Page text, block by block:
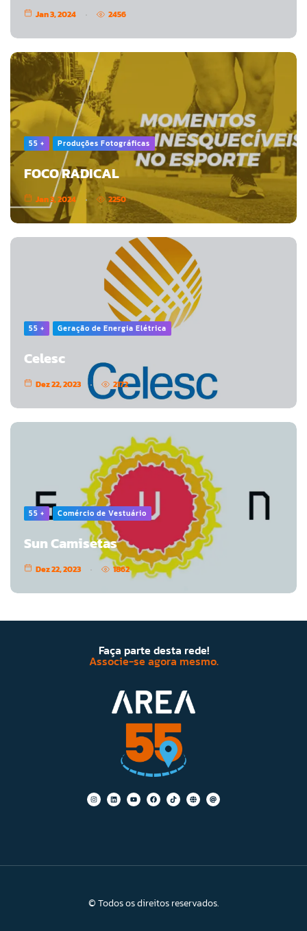
Jan 3, 2024 2456
55 + Produções Fotográficas
FOCO RADICAL
Jan 3, 2024 2250
55 + Geração de Energia Elétrica
Celesc
Dez 22, 2023 2172
55 + Comércio de Vestuário
Sun Camisetas
Dez 22, 2023 1862
Faça parte desta rede!
Associe-se agora mesmo.
© Todos os direitos reservados.